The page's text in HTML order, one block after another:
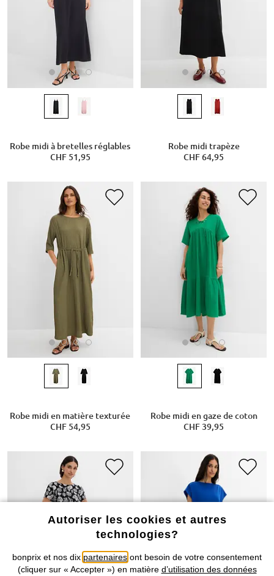
Robe midi à bretelles réglables
CHF 51,95
Robe midi trapèze
CHF 64,95
Robe midi en matière texturée
CHF 54,95
Robe midi en gaze de coton
CHF 39,95
Autoriser les cookies et autres
technologies?
bonprix et nos dix partenaires ont besoin de votre consentement
(cliquer sur « Accepter ») en matière d’utilisation des données